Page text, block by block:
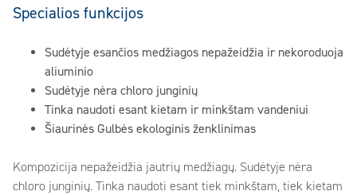
Specialios funkcijos
Sudėtyje esančios medžiagos nepažeidžia ir nekoroduoja
aliuminio
Sudėtyje nėra chloro junginių
Tinka naudoti esant kietam ir minkštam vandeniui
Šiaurinės Gulbės ekologinis ženklinimas
Kompozicija nepažeidžia jautrių medžiagų. Sudėtyje nėra
chloro junginių. Tinka naudoti esant tiek minkštam, tiek kietam